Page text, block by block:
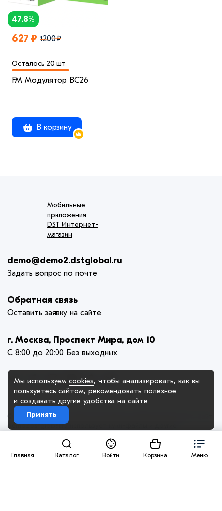
Главная Каталог Войти Корзина Меню
47.8%
627 ₽ 1200 ₽
Осталось 20 шт
FM Модулятор BC26
В корзину
Мобильные
приложения
DST Интернет-
магазин
demo@demo2.dstglobal.ru
Задать вопрос по почте
Обратная связь
Оставить заявку на сайте
г. Москва, Проспект Мира, дом 10
С 8:00 до 20:00 Без выходных
© 2005-2025. ООО «Демо Компания», официальный сайт. Сайт
demo2.dstglobal.ru использует куки-файлы и другие
предоставить лучший пользовательский опыт, анализировать
использование наших продуктов и услуг, повысить качество
рекламных и маркетинговых активностей. Если Вы не хотите,
Мы используем cookies, чтобы анализировать, как вы
пользуетесь сайтом, рекомендовать полезное
и создавать другие удобства на сайте
Принять